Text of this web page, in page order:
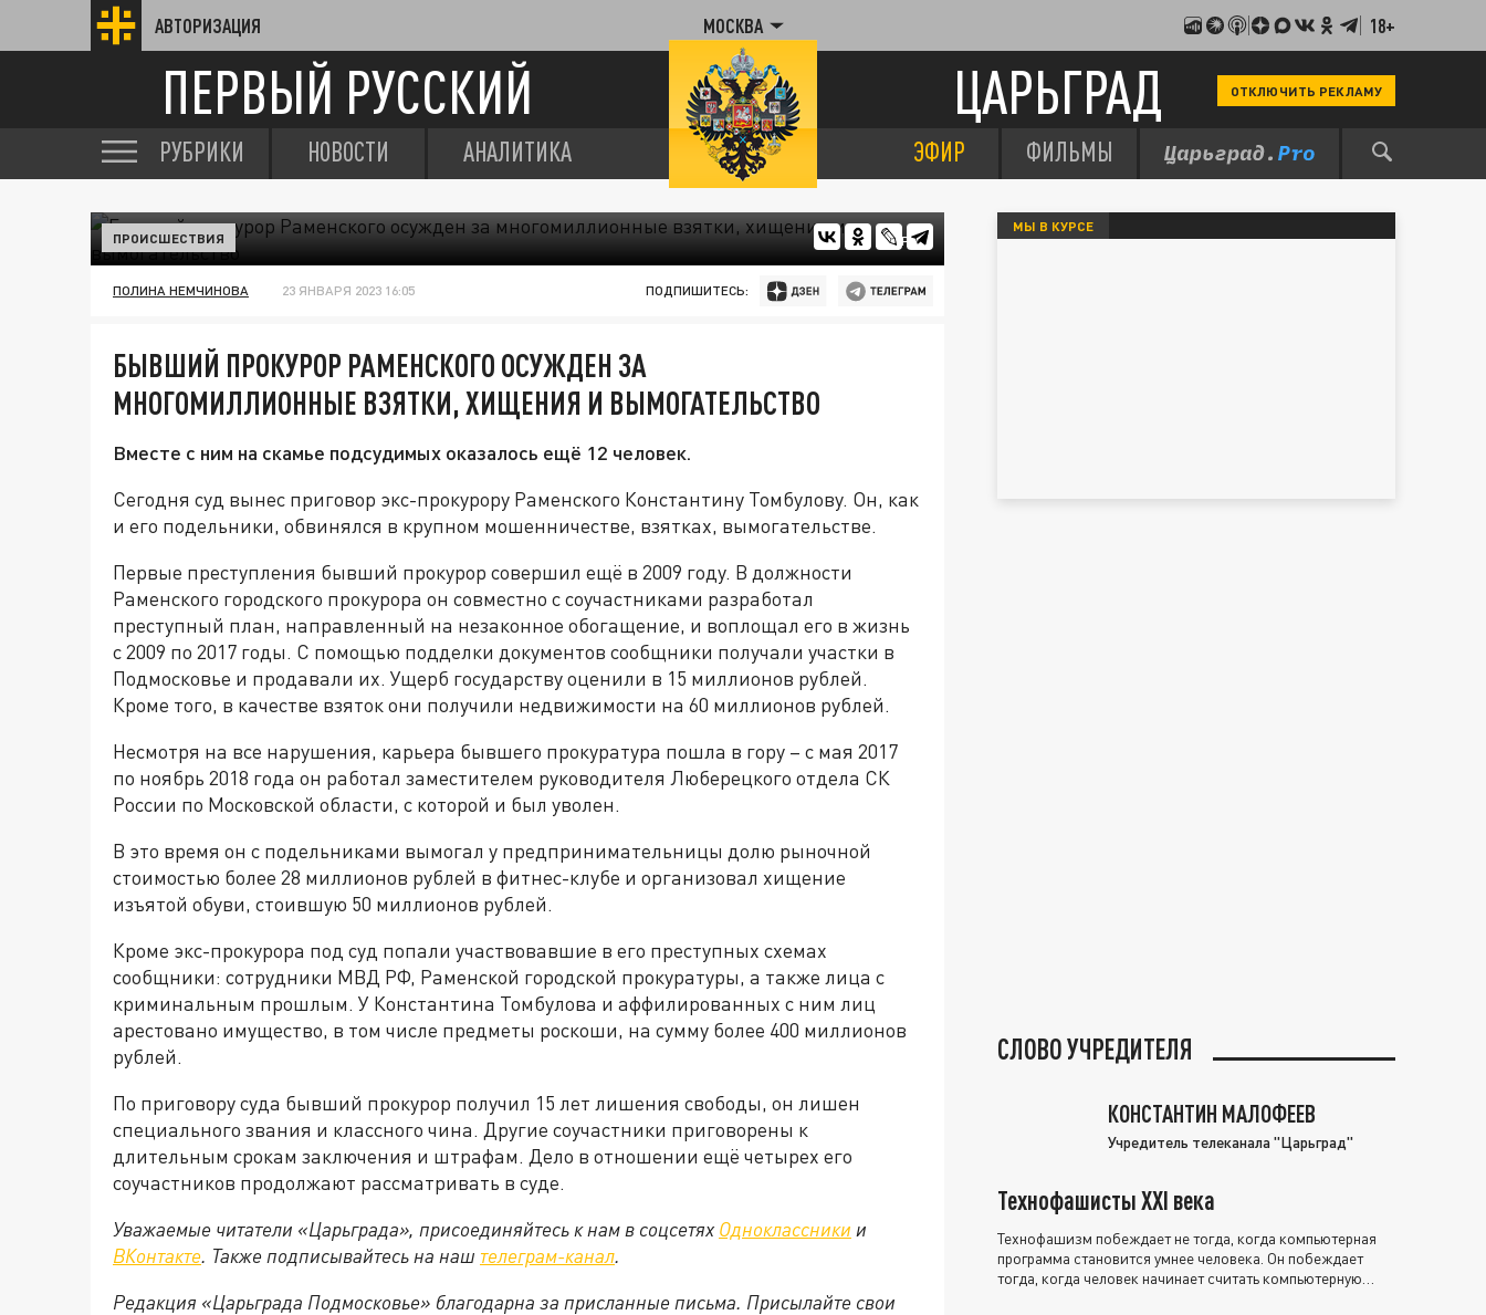
АВТОРИЗАЦИЯ МОСКВА 18+
ПЕРВЫЙ РУССКИЙ ЦАРЬГРАД ОТКЛЮЧИТЬ РЕКЛАМУ
РУБРИКИ НОВОСТИ АНАЛИТИКА ЭФИР ФИЛЬМЫ
СК РФ
ПРОИСШЕСТВИЯ
ПОЛИНА НЕМЧИНОВА 23 ЯНВАРЯ 2023 16:05 ПОДПИШИТЕСЬ:
БЫВШИЙ ПРОКУРОР РАМЕНСКОГО ОСУЖДЕН ЗА
МНОГОМИЛЛИОННЫЕ ВЗЯТКИ, ХИЩЕНИЯ И ВЫМОГАТЕЛЬСТВО
Вместе с ним на скамье подсудимых оказалось ещё 12 человек.
Сегодня суд вынес приговор экс-прокурору Раменского Константину Томбулову. Он, как
и его подельники, обвинялся в крупном мошенничестве, взятках, вымогательстве.
Первые преступления бывший прокурор совершил ещё в 2009 году. В должности
Раменского городского прокурора он совместно с соучастниками разработал
преступный план, направленный на незаконное обогащение, и воплощал его в жизнь
с 2009 по 2017 годы. С помощью подделки документов сообщники получали участки в
Подмосковье и продавали их. Ущерб государству оценили в 15 миллионов рублей.
Кроме того, в качестве взяток они получили недвижимости на 60 миллионов рублей.
Несмотря на все нарушения, карьера бывшего прокуратура пошла в гору – с мая 2017
по ноябрь 2018 года он работал заместителем руководителя Люберецкого отдела СК
России по Московской области, с которой и был уволен.
В это время он с подельниками вымогал у предпринимательницы долю рыночной
стоимостью более 28 миллионов рублей в фитнес-клубе и организовал хищение
изъятой обуви, стоившую 50 миллионов рублей.
Кроме экс-прокурора под суд попали участвовавшие в его преступных схемах
сообщники: сотрудники МВД РФ, Раменской городской прокуратуры, а также лица с
криминальным прошлым. У Константина Томбулова и аффилированных с ним лиц
арестовано имущество, в том числе предметы роскоши, на сумму более 400 миллионов
рублей.
По приговору суда бывший прокурор получил 15 лет лишения свободы, он лишен
специального звания и классного чина. Другие соучастники приговорены к
длительным срокам заключения и штрафам. Дело в отношении ещё четырех его
соучастников продолжают рассматривать в суде.
Уважаемые читатели «Царьграда», присоединяйтесь к нам в соцсетях Одноклассники и
ВКонтакте. Также подписывайтесь на наш телеграм-канал.
Редакция «Царьграда Подмосковье» благодарна за присланные письма. Присылайте свои
МЫ В КУРСЕ
СЛОВО УЧРЕДИТЕЛЯ
КОНСТАНТИН МАЛОФЕЕВ
Учредитель телеканала "Царьград"
Технофашисты XXI века
Технофашизм побеждает не тогда, когда компьютерная
программа становится умнее человека. Он побеждает
тогда, когда человек начинает считать компьютерную